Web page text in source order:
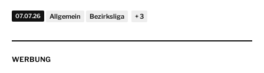
07.07.26 Allgemein Bezirksliga
WERBUNG